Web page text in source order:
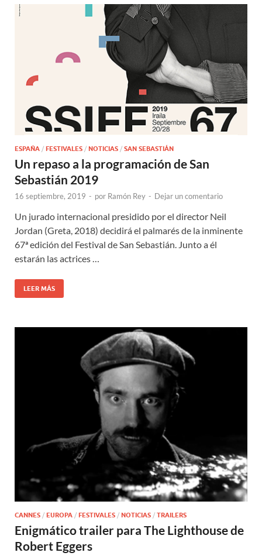
ESPAÑA / FESTIVALES / NOTICIAS / SAN SEBASTIÁN
Un repaso a la programación de San
Sebastián 2019
16 septiembre, 2019 - por Ramón Rey - Dejar un comentario
Un jurado internacional presidido por el director Neil
Jordan (Greta, 2018) decidirá el palmarés de la inminente
67ª edición del Festival de San Sebastián. Junto a él
estarán las actrices …
LEER MÁS
CANNES / EUROPA / FESTIVALES / NOTICIAS / TRAILERS
Enigmático trailer para The Lighthouse de
Robert Eggers